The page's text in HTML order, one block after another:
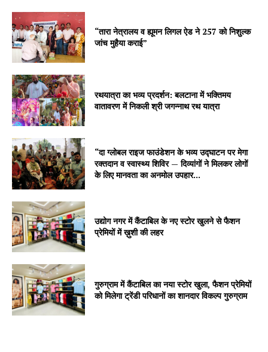
“तारा नेत्रालय व ह्यूमन लिगल ऐड ने 257 को निशुल्क
जांच मुहैया कराई”
रथयात्रा का भव्य प्रदर्शन: बलटाना में भक्तिमय
वातावरण में निकली श्री जगन्नाथ रथ यात्रा
“दा ग्लोबल राइज फाउंडेशन के भव्य उद्घाटन पर मेगा
रक्तदान व स्वास्थ्य शिविर — दिव्यांगों ने मिलकर लोगों
के लिए मानवता का अनमोल उपहार...
उद्योग नगर में कैंटाबिल के नए स्टोर खुलने से फैशन
प्रेमियों में ख़ुशी की लहर
गुरुग्राम में कैंटाबिल का नया स्टोर खुला, फैशन प्रेमियों
को मिलेगा ट्रेंडी परिधानों का शानदार विकल्प गुरुग्राम